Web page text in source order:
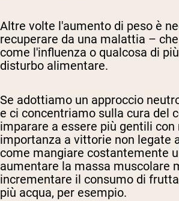
Altre volte l'aumento di peso è
recuperare da una malattia –
come l'influenza o qualcosa di
disturbo alimentare.
Se adottiamo un approccio
e ci concentriamo sulla cura del
imparare a essere più gentili con
importanza a vittorie non legate
come mangiare costantemente
aumentare la massa muscolare
incrementare il consumo di
più acqua, per esempio.